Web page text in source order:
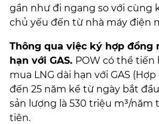
gần như đi ngang so với cùng
chủ yếu đến từ nhà máy điện
Thông qua việc ký hợp đồng
hạn với GAS. POW có thể tiến
mua LNG dài hạn với GAS
đến 25 năm kể từ ngày bắt
sản lượng là 530 triệu m³/năm
tiên.